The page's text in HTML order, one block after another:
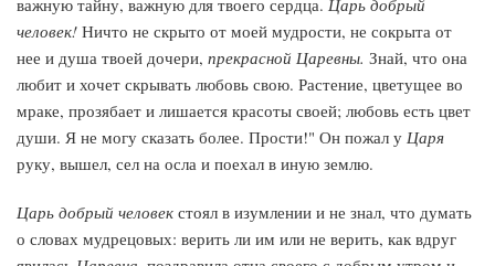
важную тайну, важную для твоего сердца. Царь добрый
человек! Ничто не скрыто от моей мудрости, не сокрыта от
нее и душа твоей дочери, прекрасной Царевны. Знай, что она
любит и хочет скрывать любовь свою. Растение, цветущее во
мраке, прозябает и лишается красоты своей; любовь есть цвет
души. Я не могу сказать более. Прости!" Он пожал у Царя
руку, вышел, сел на осла и поехал в иную землю.
Царь добрый человек стоял в изумлении и не знал, что думать
о словах мудрецовых: верить ли им или не верить, как вдруг